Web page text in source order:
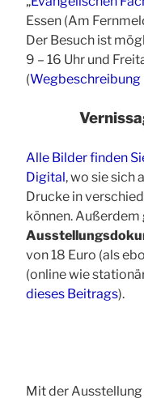
Essen (Am
Der Besuch ist
9 – 16 Uhr und
(
Alle Bilder finden
Digital, wo sie sich
Drucke in
können. Außerdem
von 18 Euro (als
(online wie
dieses Beitrags).
Mit der